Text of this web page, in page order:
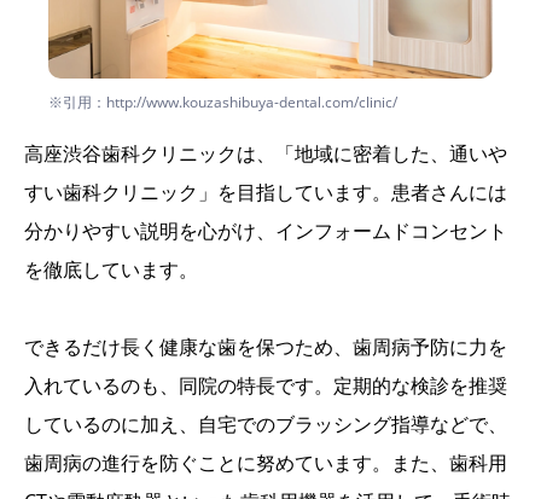
※引用：http://www.kouzashibuya-dental.com/clinic/
高座渋谷歯科クリニックは、「地域に密着した、通いや
すい歯科クリニック」を目指しています。患者さんには
分かりやすい説明を心がけ、インフォームドコンセント
を徹底しています。
できるだけ長く健康な歯を保つため、歯周病予防に力を
入れているのも、同院の特長です。定期的な検診を推奨
しているのに加え、自宅でのブラッシング指導などで、
歯周病の進行を防ぐことに努めています。また、歯科用